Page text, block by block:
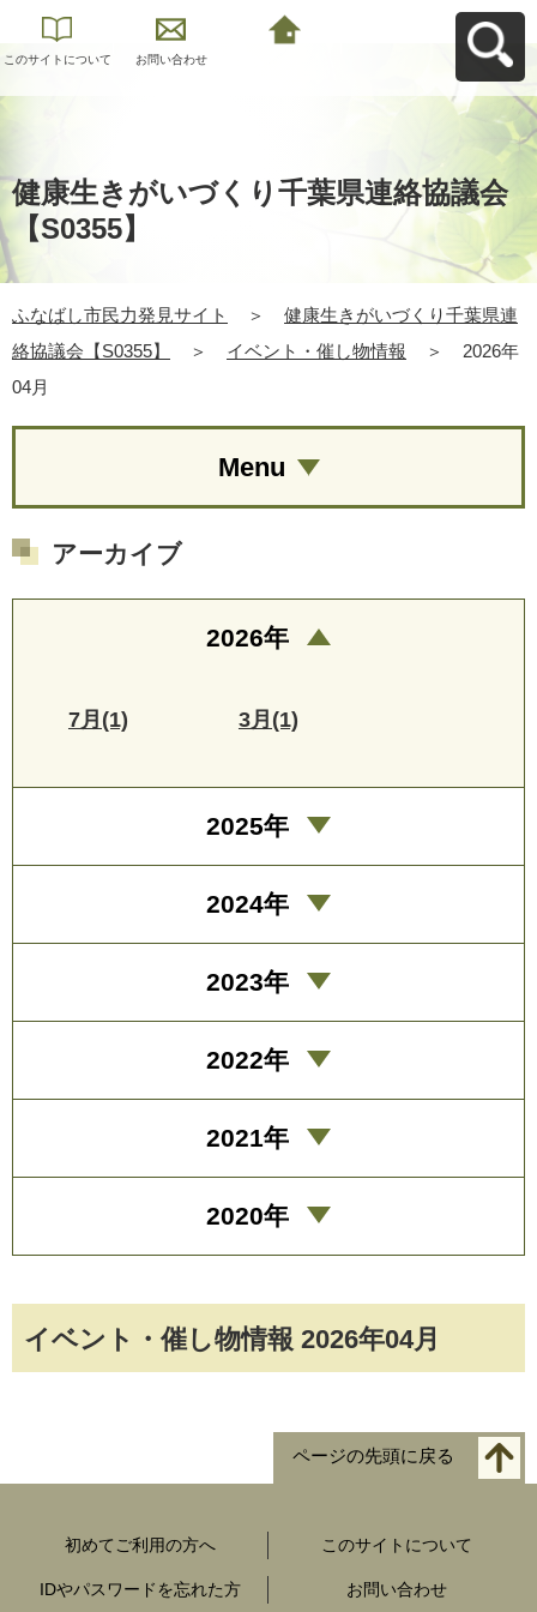
このサイトについて お問い合わせ
健康生きがいづくり千葉県連絡協議会
【S0355】
ふなばし市民力発見サイト ＞
健康生きがいづくり千葉県連
絡協議会【S0355】
＞ イベント・催し物情報 ＞
2026年
04月
イベント・催し物情報 2026年04月
Menu
アーカイブ
2026年
7月(1) 3月(1)
2025年
2024年
2023年
2022年
2021年
2020年
ページの先頭に戻る
初めてご利用の方へ このサイトについて
IDやパスワードを忘れた方 お問い合わせ